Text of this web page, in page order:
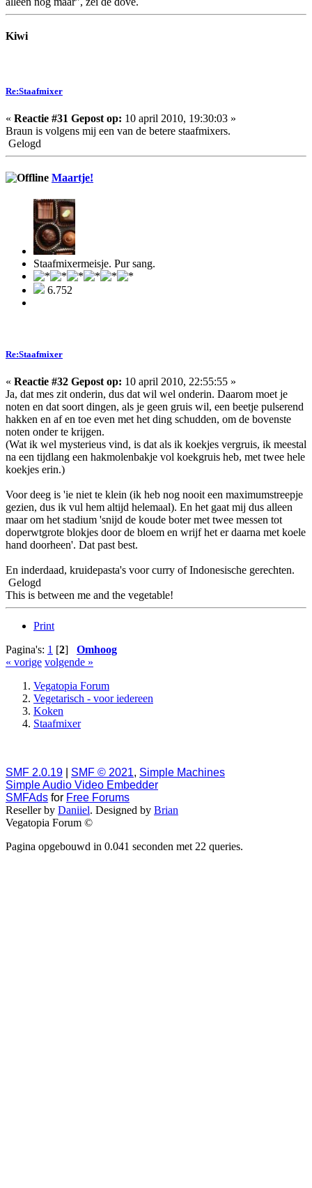
Kiwi
Re:Staafmixer
« Reactie #31 Gepost op: 10 april 2010, 19:30:03 »
Braun is volgens mij een van de betere staafmixers.
Gelogd
Maartje!
Staafmixermeisje. Pur sang.
6.752
Re:Staafmixer
« Reactie #32 Gepost op: 10 april 2010, 22:55:55 »
Ja, dat mes zit onderin, dus dat wil wel onderin. Daarom moet je
noten en dat soort dingen, als je geen gruis wil, een beetje pulserend
hakken en af en toe even met het ding schudden, om de bovenste
noten onder te krijgen.
(Wat ik wel mysterieus vind, is dat als ik koekjes vergruis, ik meestal
na een tijdlang een hakmolenbakje vol koekgruis heb, met twee hele
koekjes erin.)
Voor deeg is 'ie niet te klein (ik heb nog nooit een maximumstreepje
gezien, dus ik vul hem altijd helemaal). En het gaat mij dus alleen
maar om het stadium 'snijd de koude boter met twee messen tot
doperwtgrote blokjes door de bloem en wrijf het er daarna met koele
hand doorheen'. Dat past best.
En inderdaad, kruidepasta's voor curry of Indonesische gerechten.
Gelogd
This is between me and the vegetable!
Print
Pagina's: 1 [2] Omhoog
« vorige volgende »
Vegatopia Forum
Vegetarisch - voor iedereen
Koken
Staafmixer
SMF 2.0.19 SMF © 2021, Simple Machines
Simple Audio Video Embedder
SMFAds for Free Forums
Reseller by Daniiel. Designed by Brian
Vegatopia Forum ©
Pagina opgebouwd in 0.041 seconden met 22 queries.